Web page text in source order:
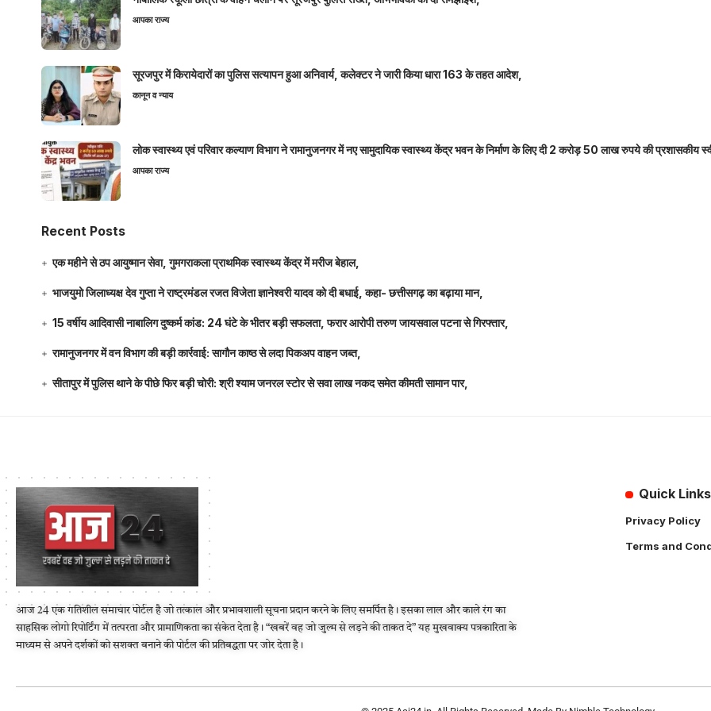
आपका राज्य
सूरजपुर में किरायेदारों का पुलिस सत्यापन हुआ अनिवार्य, कलेक्टर ने जारी किया धारा 163 के तहत आदेश,
कानून व न्याय
लोक स्वास्थ्य एवं परिवार कल्याण विभाग ने रामानुजनगर में नए सामुदायिक स्वास्थ्य केंद्र भवन के निर्माण के लिए दी 2 करोड़ 50 लाख रुपये की प्रशासकीय
आपका राज्य
Recent Posts
एक महीने से ठप आयुष्मान सेवा, गुमगराकला प्राथमिक स्वास्थ्य केंद्र में मरीज बेहाल,
भाजयुमो जिलाध्यक्ष देव गुप्ता ने राष्ट्रमंडल रजत विजेता ज्ञानेश्वरी यादव को दी बधाई, कहा- छत्तीसगढ़ का बढ़ाया मान,
15 वर्षीय आदिवासी नाबालिग दुष्कर्म कांड: 24 घंटे के भीतर बड़ी सफलता, फरार आरोपी तरुण जायसवाल पटना से गिरफ्तार,
रामानुजनगर में वन विभाग की बड़ी कार्रवाई: सागौन काष्ठ से लदा पिकअप वाहन जब्त,
सीतापुर में पुलिस थाने के पीछे फिर बड़ी चोरी: श्री श्याम जनरल स्टोर से सवा लाख नकद समेत कीमती सामान पार,
आज 24 एक गतिशील समाचार पोर्टल है जो तत्काल और प्रभावशाली सूचना प्रदान करने के लिए समर्पित है। इसका लाल और काले रंग का
साहसिक लोगो रिपोर्टिंग में तत्परता और प्रामाणिकता का संकेत देता है। “खबरें वह जो जुल्म से लड़ने की ताकत दे” यह मुखवाक्य पत्रकारिता के
माध्यम से अपने दर्शकों को सशक्त बनाने की पोर्टल की प्रतिबद्धता पर जोर देता है।
Quick Links
Privacy Policy
Terms and